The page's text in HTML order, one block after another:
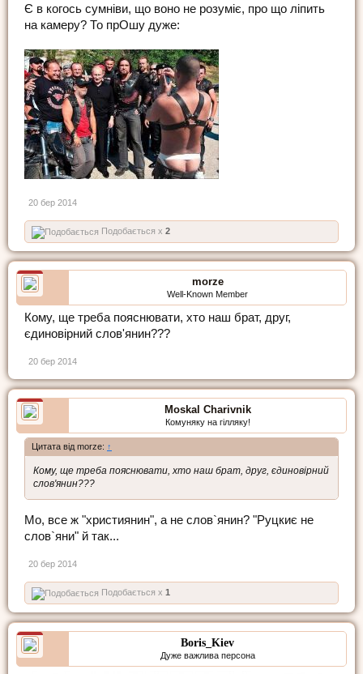
Є в когось сумніви, що воно не розуміє, про що ліпить
на камеру? То прОшу дуже:
20 бер 2014
Подобається x 2
morze
Well-Known Member
Кому, ще треба пояснювати, хто наш брат, друг,
єдиновірний слов'янин???
20 бер 2014
Moskal Charivnik
Комуняку на гілляку!
Цитата від morze: ↑
Кому, ще треба пояснювати, хто наш брат, друг, єдиновірний
слов'янин???
Мо, все ж "християнин", а не слов`янин? "Руцкиє не
слов`яни" й так...
20 бер 2014
Подобається x 1
Boris_Kiev
Дуже важлива персона